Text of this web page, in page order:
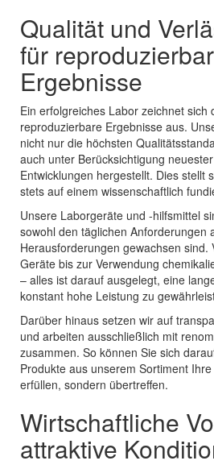
Qualität und
für
Ergebnisse
Ein erfolgreiches Labor zeichnet sich
reproduzierbare Ergebnisse aus.
nicht nur die höchsten
auch unter Berücksichtigung
Entwicklungen hergestellt. Dies stellt
stets auf einem wissenschaftlich
Unsere Laborgeräte und -hilfsmittel
sowohl den täglichen Anforderungen
Herausforderungen gewachsen sind.
Geräte bis zur Verwendung
– alles ist darauf ausgelegt, eine
konstant hohe Leistung zu
Darüber hinaus setzen wir auf
und arbeiten ausschließlich mit
zusammen. So können Sie sich
Produkte aus unserem Sortiment
erfüllen, sondern übertreffen.
Wirtschaftliche
attraktive